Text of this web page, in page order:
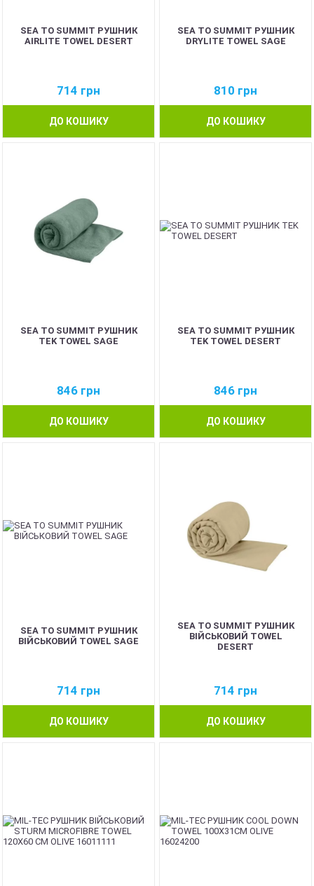
SEA TO SUMMIT РУШНИК
AIRLITE TOWEL DESERT
714 грн
ДО КОШИКУ
SEA TO SUMMIT РУШНИК
DRYLITE TOWEL SAGE
810 грн
ДО КОШИКУ
SEA TO SUMMIT РУШНИК
TEK TOWEL SAGE
846 грн
ДО КОШИКУ
SEA TO SUMMIT РУШНИК
TEK TOWEL DESERT
846 грн
ДО КОШИКУ
SEA TO SUMMIT РУШНИК
ВІЙСЬКОВИЙ TOWEL SAGE
714 грн
ДО КОШИКУ
SEA TO SUMMIT РУШНИК
ВІЙСЬКОВИЙ TOWEL
DESERT
714 грн
ДО КОШИКУ